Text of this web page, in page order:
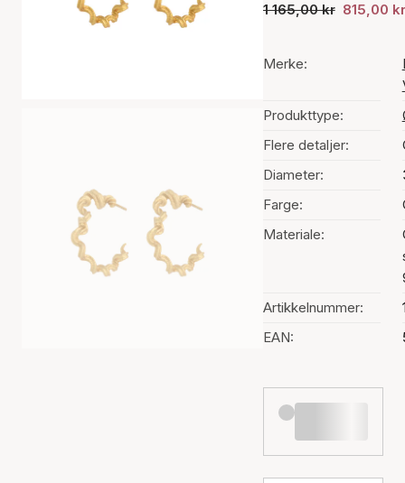
1 165,00 kr 815,00 kr
Merke:
Produkttype:
Flere detaljer:
Diameter:
Farge:
Materiale:
Artikkelnummer:
EAN: